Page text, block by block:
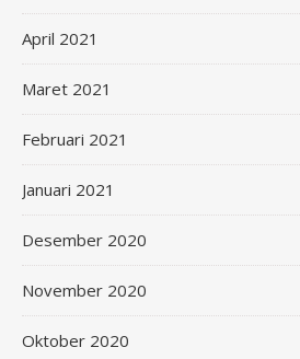
April 2021
Maret 2021
Februari 2021
Januari 2021
Desember 2020
November 2020
Oktober 2020